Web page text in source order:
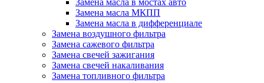
Замена масла МКПП
Замена масла в дифференциале
Замена воздушного фильтра
Замена сажевого фильтра
Замена свечей зажигания
Замена свечей накаливания
Замена топливного фильтра